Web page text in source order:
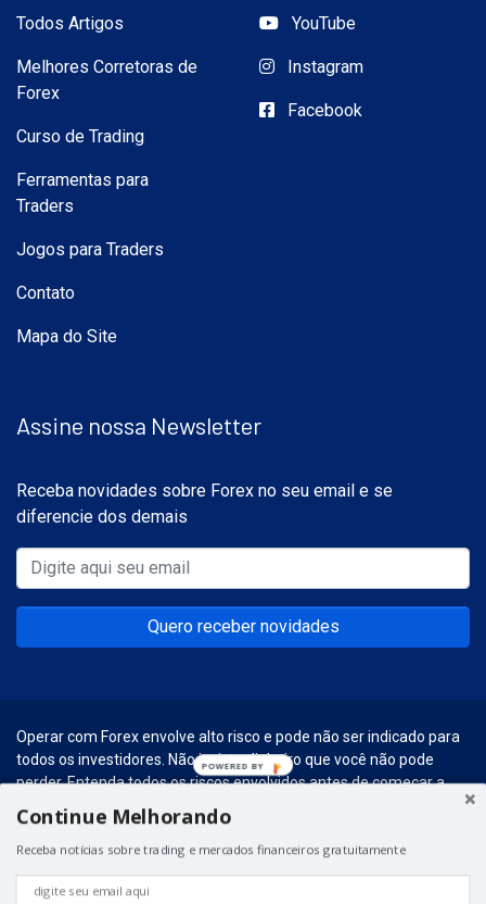
Todos Artigos
Melhores Corretoras de
Forex
Curso de Trading
Ferramentas para
Traders
Jogos para Traders
Contato
Mapa do Site
YouTube
Instagram
Facebook
Assine nossa Newsletter
Receba novidades sobre Forex no seu email e se
diferencie dos demais
Quero receber novidades
Operar com Forex envolve alto risco e pode não ser indicado para
todos os investidores. Não invista dinheiro que você não pode
perder. Entenda todos os riscos envolvidos antes de começar a
realizar esse tipo de investimentos.
© 2026 – Forex Social. Graças aHospedagem para WordPress
Continue Melhorando
Receba notícias sobre trading e mercados financeiros gratuitamente
POWERED BY